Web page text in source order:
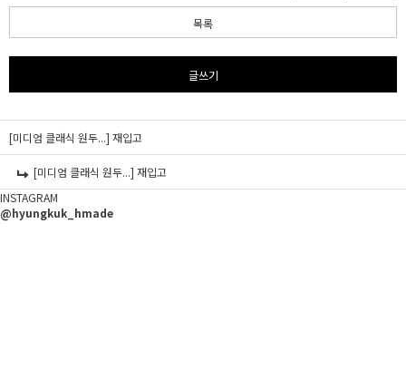
목록
글쓰기
[미디엄 클래식 원두...] 재입고
[미디엄 클래식 원두...] 재입고
INSTAGRAM
@hyungkuk_hmade